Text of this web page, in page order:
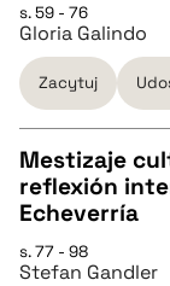
pobierz cytat
BIBTEX
pobierz cytat
s. 59 - 76
Gloria Galindo
Zacytuj
CZYSTY TEKST
pobierz cytat
Mestizaje
reflexión
Echeverría
s. 77 - 98
Stefan Gandler